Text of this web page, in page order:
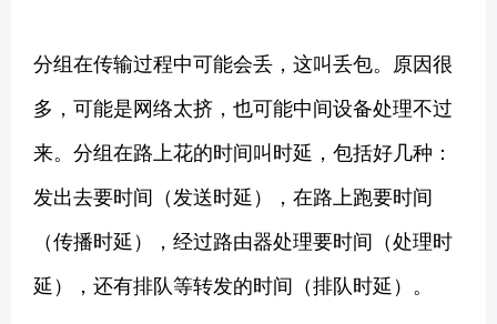
分组在传输过程中可能会丢，这叫丢包。原因很
多，可能是网络太挤，也可能中间设备处理不过
来。分组在路上花的时间叫时延，包括好几种：
发出去要时间（发送时延），在路上跑要时间
（传播时延），经过路由器处理要时间（处理时
延），还有排队等转发的时间（排队时延）。